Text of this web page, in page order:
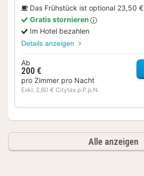
Das Frühstück ist optional 23,50 €
Gratis stornieren
Im Hotel bezahlen
Details anzeigen
Ab
200 €
pro Zimmer pro Nacht
Exkl. 2,60 € Citytax p.P.p.N.
Alle anzeigen